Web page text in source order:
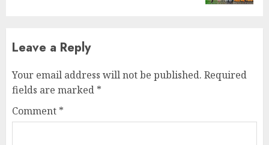
Leave a Reply
Your email address will not be published. Required
fields are marked *
Comment *